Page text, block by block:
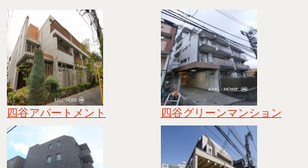
四谷アパートメント 四谷グリーンマンション